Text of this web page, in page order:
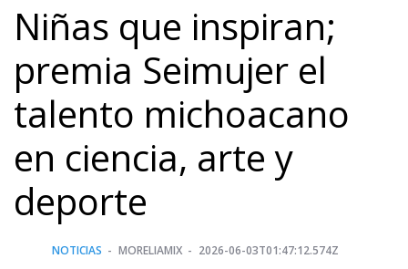
Niñas que inspiran;
premia Seimujer el
talento michoacano
en ciencia, arte y
deporte
NOTICIAS MORELIAMIX 2026-06-03T01:47:12.574Z